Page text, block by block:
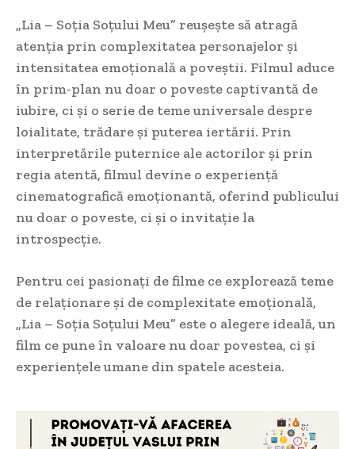
„Lia – Soția Soțului Meu” reușește să atragă
atenția prin complexitatea personajelor și
intensitatea emoțională a poveștii. Filmul aduce
în prim-plan nu doar o poveste captivantă de
iubire, ci și o serie de teme universale despre
loialitate, trădare și puterea iertării. Prin
interpretările puternice ale actorilor și prin
regia atentă, filmul devine o experiență
cinematografică emoționantă, oferind publicului
nu doar o poveste, ci și o invitație la
introspecție.
Pentru cei pasionați de filme ce explorează teme
de relaționare și de complexitate emoțională,
„Lia – Soția Soțului Meu” este o alegere ideală, un
film ce pune în valoare nu doar povestea, ci și
experiențele umane din spatele acesteia.